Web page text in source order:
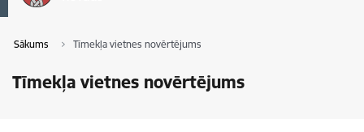
Sākums Tīmekļa vietnes novērtējums
Tīmekļa vietnes novērtējums